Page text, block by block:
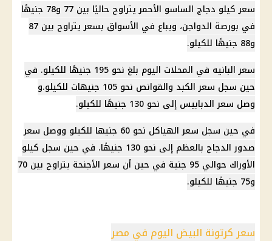
سعر كيلو دجاج الساسو الأحمر يتراوح حاليًا بين 77 و78 جنيهًا
في بورصة الدواجن
، ويباع في الأسواق بسعر يتراوح بين 87
و88 جنيهًا للكيلو.
سعر البانيه
في المحلات اليوم بلغ نحو 195 جنيهًا للكيلو. في
حين سجل سعر الكبد والقوانص نحو 105 جنيهات للكيلو.و
وصل سعر الدبابيس إلى نحو 130 جنيهًا للكيلو.
في حين سجل سعر الهياكل نحو 60 جنيها للكيلو ووصل سعر
صدور الدجاج بالعظم إلى نحو 130 جنيهًا. في حين سجل كيلو
الأوراك حوالي 95 جنية في حين أن سعر الأجنحة يتراوح بين 70
و75 جنيهًا للكيلو.
سعر كرتونة البيض اليوم في مصر